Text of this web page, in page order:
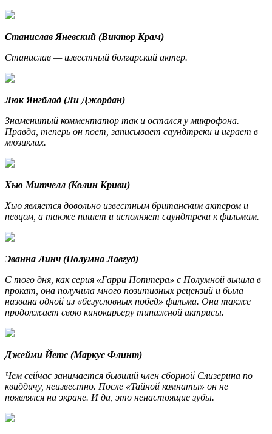
Станислав Яневский (Виктор Крам)
Станислав — известный болгарский актер.
Люк Янгблад (Ли Джордан)
Знаменитый комментатор так и остался у микрофона.
Правда, теперь он поет, записывает саундтреки и играет в
мюзиклах.
Хью Митчелл (Колин Криви)
Хью является довольно известным британским актером и
певцом, а также пишет и исполняет саундтреки к фильмам.
Эванна Линч (Полумна Лавгуд)
С того дня, как серия «Гарри Поттера» с Полумной вышла в
прокат, она получила много позитивных рецензий и была
названа одной из «безусловных побед» фильма. Она также
продолжает свою кинокарьеру типажной актрисы.
Джейми Йетс (Маркус Флинт)
Чем сейчас занимается бывший член сборной Слизерина по
квиддичу, неизвестно. После «Тайной комнаты» он не
появлялся на экране. И да, это ненастоящие зубы.